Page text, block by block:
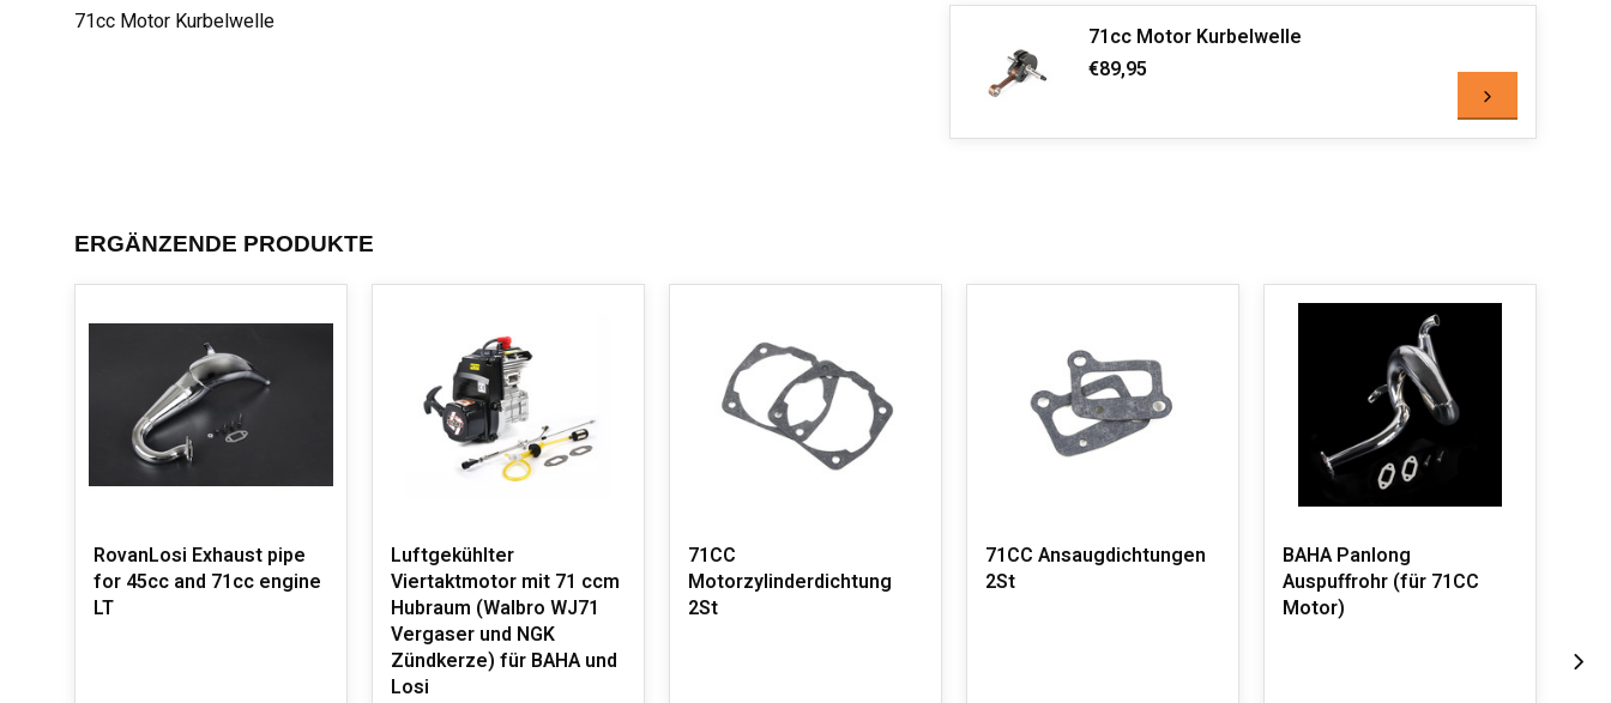
71cc Motor Kurbelwelle
71cc Motor Kurbelwelle
€89,95
ERGÄNZENDE PRODUKTE
RovanLosi Exhaust pipe
for 45cc and 71cc engine
LT
Luftgekühlter
Viertaktmotor mit 71 ccm
Hubraum (Walbro WJ71
Vergaser und NGK
Zündkerze) für BAHA und
Losi
71CC
Motorzylinderdichtung
2St
71CC Ansaugdichtungen
2St
BAHA Panlong
Auspuffrohr (für 71CC
Motor)